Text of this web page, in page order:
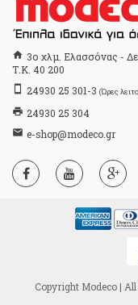
home 3ο χλμ. Ελασσόνας -
Τ.Κ. 40 200
stay_primary_portrait 24930 25 301-3 (Ώρες
print 24930 25 304
email e-shop@modeco.gr
Copyright Modeco |